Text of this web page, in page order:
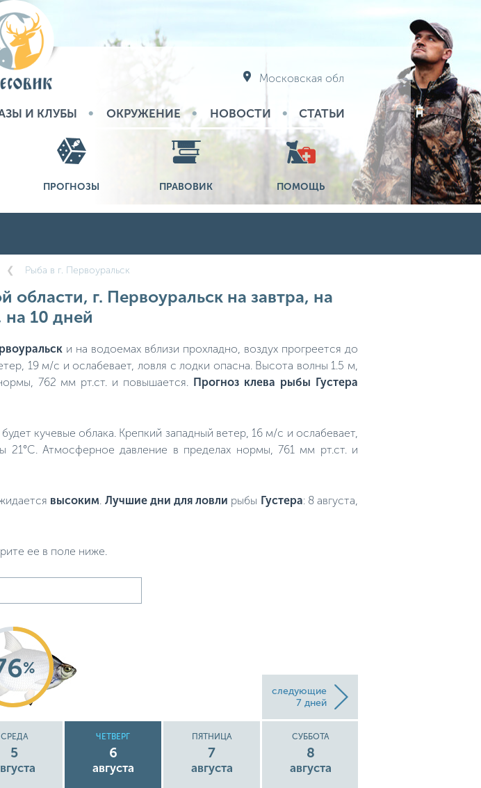
Московская обл
И КЛУБЫ ОКРУЖЕНИЕ НОВОСТИ СТАТЬИ
ПРОГНОЗЫ ПРАВОВИК ПОМОЩЬ
Рыба в г. Первоуральск
области, г. Первоуральск на завтра, на
10 дней
и на водоемах вблизи прохладно, воздух прогреется до
19 м/с и ослабевает, ловля с лодки опасна. Высота волны 1.5 м,
762 мм рт.ст. и повышается. Прогноз клева рыбы Густера
кучевые облака. Крепкий западный ветер, 16 м/с и ослабевает,
Атмосферное давление в пределах нормы, 761 мм рт.ст. и
высоким Лучшие дни для ловли рыбы Густера: 8 августа,
ее в поле ниже.
%
следующие
7 дней
СРЕДА
5
ЧЕТВЕРГ
6
августа
ПЯТНИЦА
7
августа
СУББОТА
8
августа